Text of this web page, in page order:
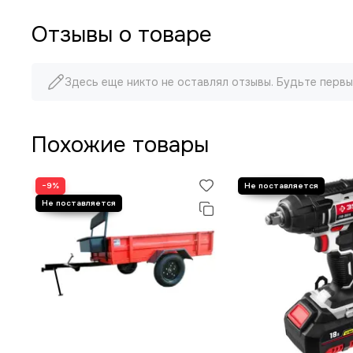
Отзывы о товаре
Здесь еще никто не оставлял отзывы. Будьте
Похожие товары
−9%